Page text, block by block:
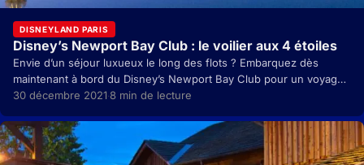
DISNEYLAND PARIS
Disney’s Newport Bay Club : le voilier aux 4 étoiles
Envie d’un séjour luxueux le long des flots ? Embarquez dès
maintenant à bord du Disney’s Newport Bay Club pour un voyage
inoubliable… Vous souhaitez…
30 décembre 2021·8 min de lecture